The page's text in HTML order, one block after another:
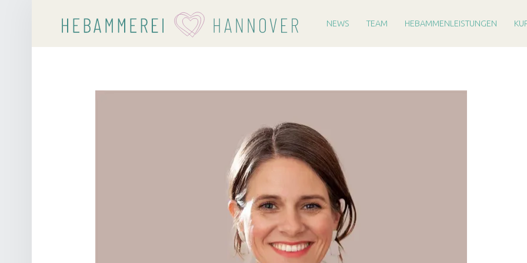
M
R
E
I
H
A
N
N
O
NEWS TEAM HEBAMMENLEISTUNGEN